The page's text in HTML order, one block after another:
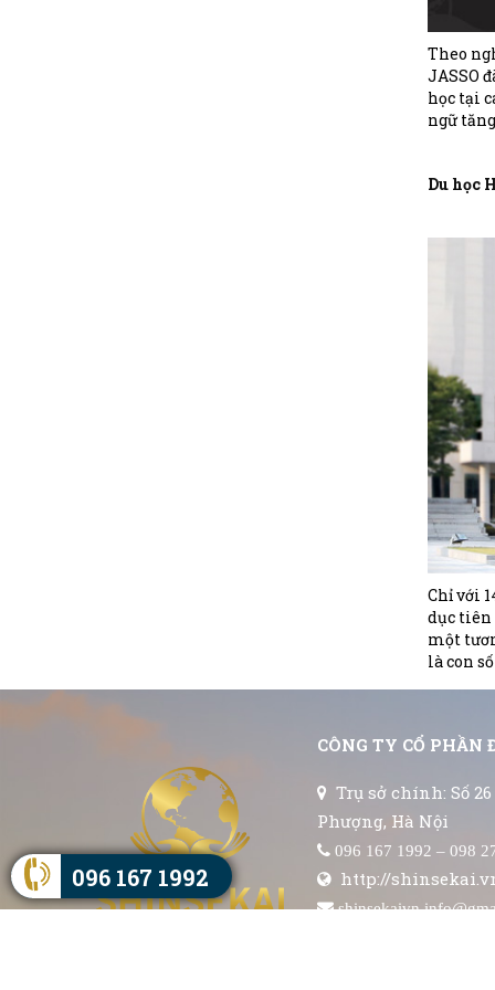
Theo
JASSO
học tại
ngữ
Du học
Chỉ với
dục tiên
một
là con
096 167 1992
CÔNG TY CỔ
Trụ sở chính: Số
Phượng, Hà Nội
096 167 1992 – 098
http://